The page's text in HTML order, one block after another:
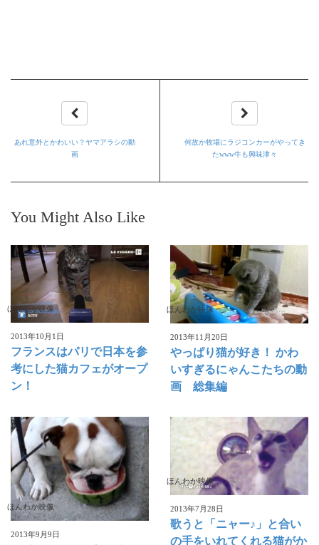
あれ意外とかわいい？ヤマアラシの動
画
何故か牧場にラジコンカーがやってき
たwww牛も興味津々
You Might Also Like
ほんわか映像
2013年10月1日
フランスはパリで日本を参
考にした猫カフェがオープ
ン！
ほんわか映像
2013年11月20日
やっぱり猫が好き！ かわ
いすぎるにゃんこたちの動
画 総集編
ほんわか映像
2013年9月9日
ほんわか映像
2013年7月28日
歌うと「ニャー♪」と合い
の手をいれてくれる猫がか